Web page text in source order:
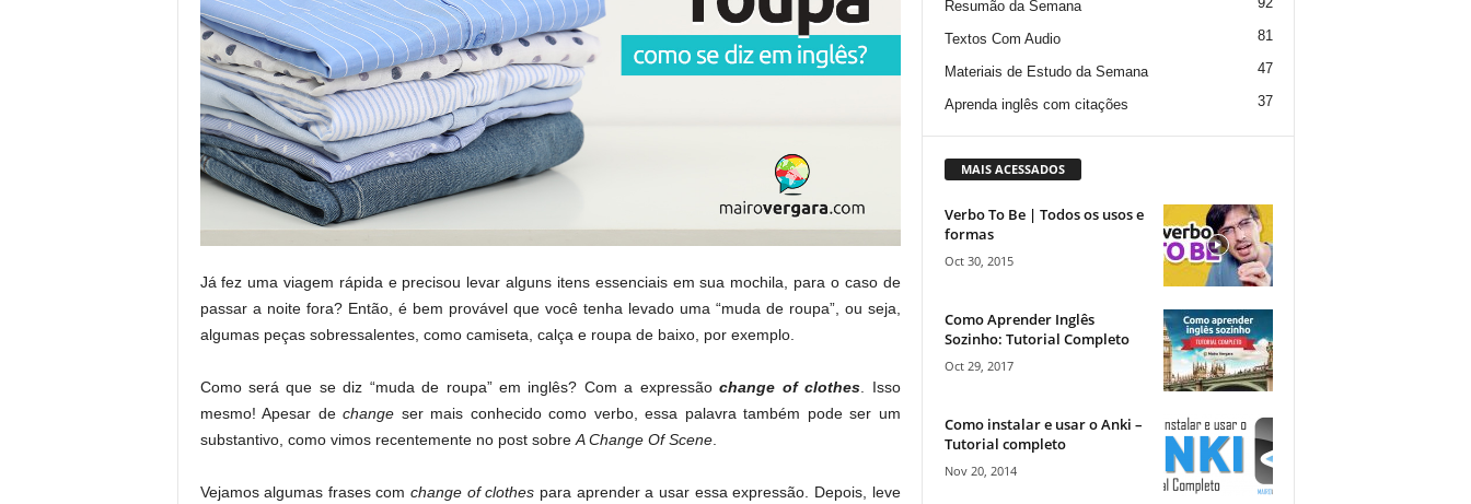
Já fez uma viagem rápida e precisou levar alguns itens essenciais em sua mochila, para o caso de
passar a noite fora? Então, é bem provável que você tenha levado uma “muda de roupa”, ou seja,
algumas peças sobressalentes, como camiseta, calça e roupa de baixo, por exemplo.
Como será que se diz “muda de roupa” em inglês? Com a expressãochange of clothes . Isso
mesmo! Apesar de change ser mais conhecido como verbo, essa palavra também pode ser um
substantivo, como vimos recentemente no post sobre A Change Of Scene.
Vejamos algumas frases comchange of clothes para aprender a usar essa expressão. Depois, leve
Resumão da Semana
Textos Com Audio 81
Materiais de Estudo da Semana 47
Aprenda inglês com citações 37
MAIS ACESSADOS
Verbo To Be | Todos os usos e
formas
Oct 30, 2015
Como Aprender Inglês
Sozinho: Tutorial Completo
Oct 29, 2017
Como instalar e usar o Anki –
Tutorial completo
Nov 20, 2014